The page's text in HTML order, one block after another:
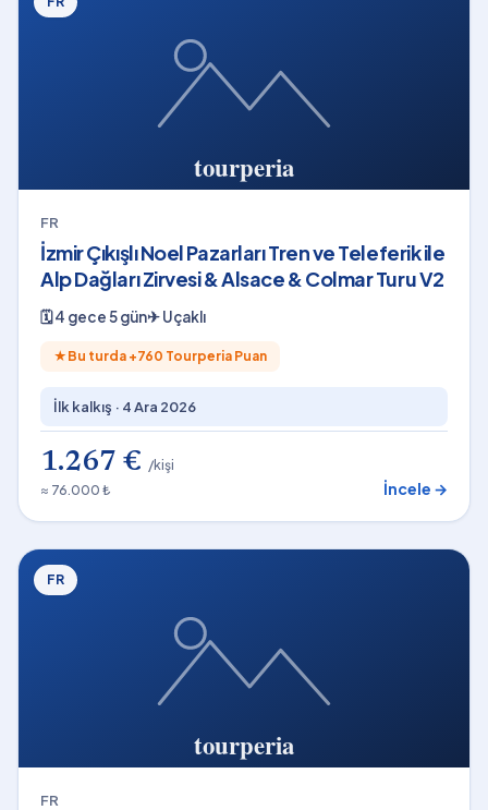
FR
İzmir Çıkışlı Noel Pazarları Tren ve Teleferik ile
Alp Dağları Zirvesi & Alsace & Colmar Turu V2
🗓4 gece 5 gün✈Uçaklı
★ Bu turda +760 Tourperia Puan
İlk kalkış · 4 Ara 2026
1.267 € /kişi
≈ 76.000 ₺
İncele →
FR
FR